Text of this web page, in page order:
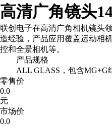
高清广角镜头
联创电子在高清广角相机镜头
造经验，产品应用覆盖运动相
控和全景相机等。
产品规格
ALL GLASS，包含MG+G
零售价
0.0
元
市场价
0.0